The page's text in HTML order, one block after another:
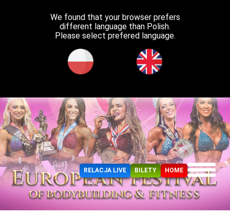
We found that your browser prefers
different language than Polish.
Please select prefered language.
RELACJA LIVE BILETY HOME